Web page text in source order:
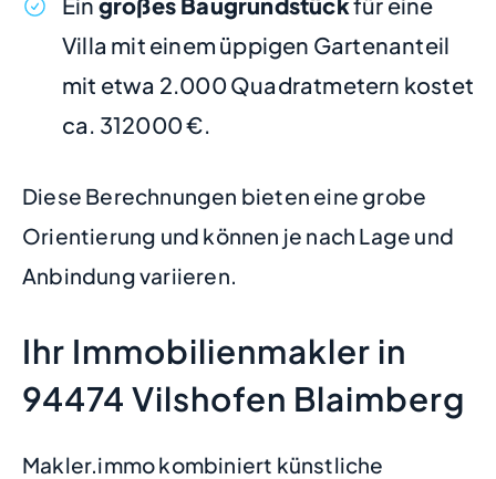
Villa mit einem üppigen Gartenanteil
mit etwa 2.000 Quadratmetern kostet
ca. 312000 €.
Diese Berechnungen bieten eine grobe
Orientierung und können je nach Lage und
Anbindung variieren.
Ihr Immobilienmakler in
94474 Vilshofen Blaimberg
Makler.immo kombiniert künstliche